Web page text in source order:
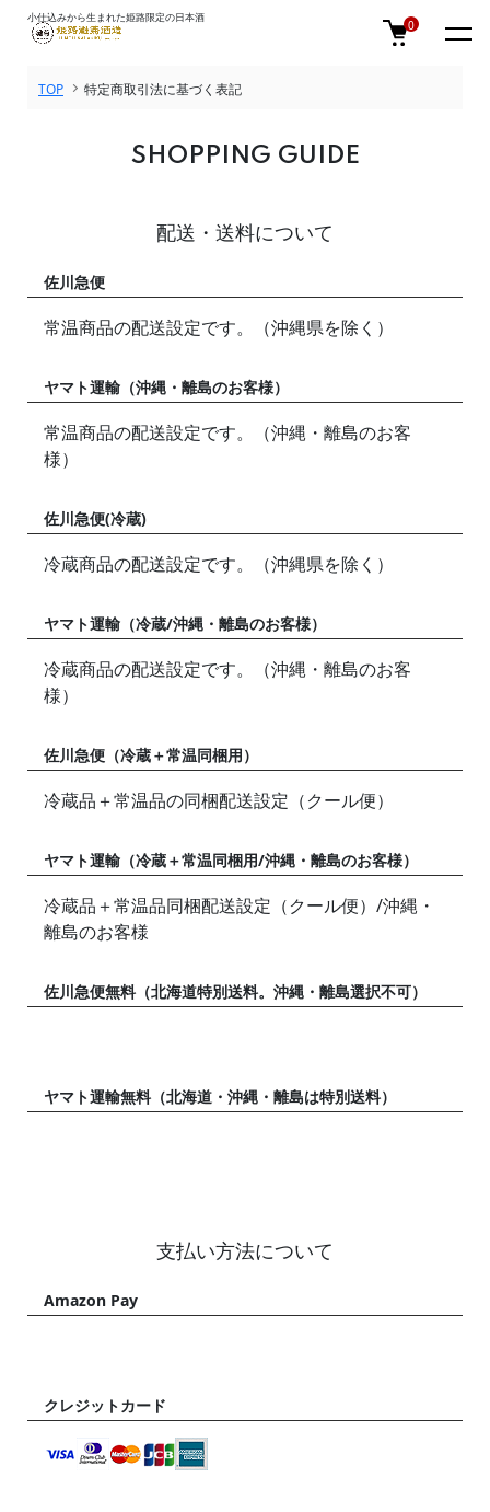
小仕込みから生まれた姫路限定の日本酒 0
TOP 特定商取引法に基づく表記
SHOPPING GUIDE
配送・送料について
佐川急便
常温商品の配送設定です。（沖縄県を除く）
ヤマト運輸（沖縄・離島のお客様）
常温商品の配送設定です。（沖縄・離島のお客
様）
佐川急便(冷蔵)
冷蔵商品の配送設定です。（沖縄県を除く）
ヤマト運輸（冷蔵/沖縄・離島のお客様）
冷蔵商品の配送設定です。（沖縄・離島のお客
様）
佐川急便（冷蔵＋常温同梱用）
冷蔵品＋常温品の同梱配送設定（クール便）
ヤマト運輸（冷蔵＋常温同梱用/沖縄・離島のお客様）
冷蔵品＋常温品同梱配送設定（クール便）/沖縄・
離島のお客様
佐川急便無料（北海道特別送料。沖縄・離島選択不可）
ヤマト運輸無料（北海道・沖縄・離島は特別送料）
支払い方法について
Amazon Pay
クレジットカード